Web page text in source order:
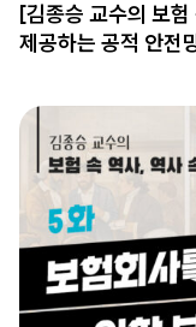
[김종승 교수의 보
제공하는 공적 안전